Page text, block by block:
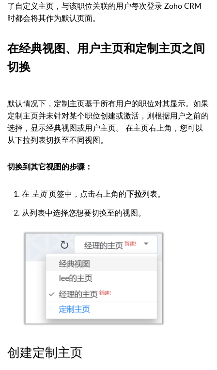
了自定义主页，与该职位关联的用户每次登录 Zoho CRM
时都会将其作为默认页面。
在经典视图、用户主页和定制主页之间
切换
默认情况下，定制主页基于所有用户的职位对其显示。如果
定制主页并未针对某个职位创建或激活，则根据用户之前的
选择，显示经典视图或用户主页。 在主页右上角，您可以
从下拉列表切换至不同视图。
切换到其它视图的步骤：
在 主页页签中，点击右上角的下拉列表。
从列表中选择您想要切换至的视图。
创建定制主页